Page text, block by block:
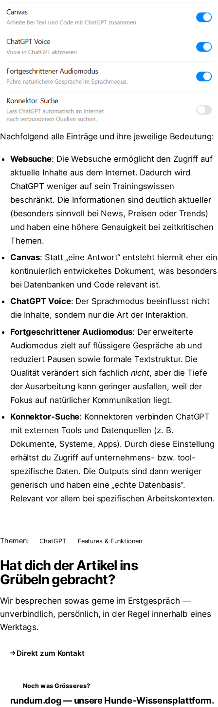
Nachfolgend alle Einträge und ihre jeweilige Bedeutung:
Websuche: Die Websuche ermöglicht den Zugriff auf
aktuelle Inhalte aus dem Internet. Dadurch wird
ChatGPT weniger auf sein Trainingswissen
beschränkt. Die Informationen sind deutlich aktueller
(besonders sinnvoll bei News, Preisen oder Trends)
und haben eine höhere Genauigkeit bei zeitkritischen
Themen.
Canvas: Statt „eine Antwort“ entsteht hiermit eher ein
kontinuierlich entwickeltes Dokument, was besonders
bei Datenbanken und Code relevant ist.
ChatGPT Voice: Der Sprachmodus beeinflusst nicht
die Inhalte, sondern nur die Art der Interaktion.
Fortgeschrittener Audiomodus: Der erweiterte
Audiomodus zielt auf flüssigere Gespräche ab und
reduziert Pausen sowie formale Textstruktur. Die
Qualität verändert sich fachlich nicht, aber die Tiefe
der Ausarbeitung kann geringer ausfallen, weil der
Fokus auf natürlicher Kommunikation liegt.
Konnektor-Suche: Konnektoren verbinden ChatGPT
mit externen Tools und Datenquellen (z. B.
Dokumente, Systeme, Apps). Durch diese Einstellung
erhältst du Zugriff auf unternehmens- bzw. tool-
spezifische Daten. Die Outputs sind dann weniger
generisch und haben eine „echte Datenbasis“.
Relevant vor allem bei spezifischen Arbeitskontexten.
Themen: ChatGPT Features & Funktionen
Hat dich der Artikel ins
Grübelngebracht?
Wir besprechen sowas gerne im Erstgespräch —
unverbindlich, persönlich, in der Regel innerhalb eines
Werktags.
Direkt zum Kontakt
Noch was Grösseres?
rundum.dog — unsere Hunde-Wissensplattform.